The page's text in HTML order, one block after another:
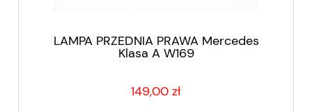
LAMPA PRZEDNIA PRAWA Mercedes
Klasa A W169
149,00 zł